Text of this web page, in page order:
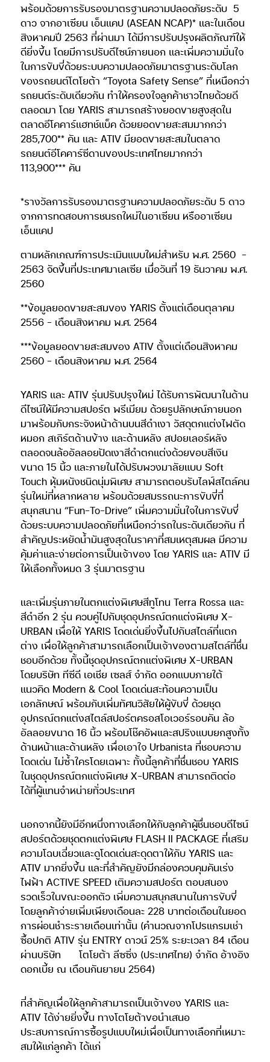
พร้อมด้วยการรับรองมาตรฐานความปลอดภัยระดับ 5
ดาว จากอาเซียน เอ็นแคป (ASEAN NCAP)* และในเดือน
สิงหาคมปี 2563 ที่ผ่านมา ได้มีการปรับปรุงผลิตภัณฑ์ให้
ดียิ่งขึ้น โดยมีการปรับดีไซน์ภายนอก และเพิ่มความมั่นใจ
ในการขับขี่ด้วยระบบความปลอดภัยมาตรฐานระดับโลก
ของรถยนต์โตโยต้า “Toyota Safety Sense” ที่เหนือกว่า
รถยนต์ระดับเดียวกัน ทำให้ครองใจลูกค้าชาวไทยด้วยดี
ตลอดมา โดย YARIS สามารถสร้างยอดขายสูงสุดใน
ตลาดอีโคคาร์แฮทช์แบ็ค ด้วยยอดขายสะสมมากกว่า
285,700** คัน และ ATIV มียอดขายสะสมในตลาด
รถยนต์อีโคคาร์ซีดานของประเทศไทยมากกว่า
113,900*** คัน
*รางวัลการรับรองมาตรฐานความปลอดภัยระดับ 5 ดาว
จากการทดสอบการชนรถใหม่ในอาเซียน หรืออาเซียน
เอ็นแคป
ตามหลักเกณฑ์การประเมินแบบใหม่สำหรับ พ.ศ. 2560 –
2563 จัดขึ้นที่ประเทศมาเลเซีย เมื่อวันที่ 19 ธันวาคม พ.ศ.
2560
**ข้อมูลยอดขายสะสมของ YARIS ตั้งแต่เดือนตุลาคม
2556 – เดือนสิงหาคม พ.ศ. 2564
***ข้อมูลยอดขายสะสมของ ATIV ตั้งแต่เดือนสิงหาคม
2560 – เดือนสิงหาคม พ.ศ. 2564
YARIS และ ATIV รุ่นปรับปรุงใหม่ ได้รับการพัฒนาในด้าน
ดีไซน์ให้มีความสปอร์ต พรีเมียม ด้วยรูปลักษณ์ภายนอก
มาพร้อมกับกระจังหน้าด้านบนสีดำเงา วัสดุตกแต่งไฟตัด
หมอก สเกิร์ตด้านข้าง และด้านหลัง สปอยเลอร์หลัง
ตลอดจนล้ออัลลอยปัดเงาสีดำตกแต่งด้วยขอบสีเงิน
ขนาด 15 นิ้ว และภายในได้ปรับพวงมาลัยแบบ Soft
Touch หุ้มหนังชนิดนุ่มพิเศษ สามารถตอบรับไลฟ์สไตล์คน
รุ่นใหม่ที่หลากหลาย พร้อมด้วยสมรรถนะการขับขี่ที่
สนุกสนาน “Fun-To-Drive” เพิ่มความมั่นใจในการขับขี่
ด้วยระบบความปลอดภัยที่เหนือกว่ารถในระดับเดียวกัน ที่
สำคัญประหยัดน้ำมันสูงสุดในราคาที่สมเหตุสมผล มีความ
คุ้มค่าและง่ายต่อการเป็นเจ้าของ โดย YARIS และ ATIV มี
ให้เลือกทั้งหมด 3 รุ่นมาตรฐาน
และเพิ่มรุ่นภายในตกแต่งพิเศษสีทูโทน Terra Rossa และ
สีดำอีก 2 รุ่น ควบคู่ไปกับชุดอุปกรณ์ตกแต่งพิเศษ X-
URBAN เพื่อให้ YARIS โดดเด่นยิ่งขึ้นไปกับสไตล์ที่แตก
ต่าง เพื่อให้ลูกค้าสามารถเลือกเป็นเจ้าของตามสไตล์ที่ชื่น
ชอบอีกด้วย ทั้งนี้ชุดอุปกรณ์ตกแต่งพิเศษ X-URBAN
โดยบริษัท ทีซีดี เอเชีย เซลส์ จำกัด ออกแบบภายใต้
แนวคิด Modern & Cool โดดเด่นสะท้อนความเป็น
เอกลักษณ์ พร้อมกับเพิ่มทัศนวิสัยให้ผู้ขับขี่ ด้วยชุด
อุปกรณ์ตกแต่งสไตล์สปอร์ตครอสโอเวอร์รอบคัน ล้อ
อัลลอยขนาด 16 นิ้ว พร้อมโช๊คอัพและสปริงแบบยกสูงทั้ง
ด้านหน้าและด้านหลัง เพื่อเอาใจ Urbanista ที่ชอบความ
โดดเด่น ไม่ซ้ำใครโดยเฉพาะ ทั้งนี้ลูกค้าที่ชื่นชอบ YARIS
ในชุดอุปกรณ์ตกแต่งพิเศษ X-URBAN สามารถติดต่อ
ได้ที่ผู้แทนจำหน่ายทั่วประเทศ
นอกจากนี้ยังมีอีกหนึ่งทางเลือกให้กับลูกค้าผู้ชื่นชอบดีไซน์
สปอร์ตด้วยชุดตกแต่งพิเศษ FLASH II PACKAGE ที่เสริม
ความโฉบเฉี่ยวและดูโดดเด่นสะดุดตาให้กับ YARIS และ
ATIV มากยิ่งขึ้น และที่สำคัญยังมีกล่องควบคุมคันเร่ง
ไฟฟ้า ACTIVE SPEED เติมความสปอร์ต ตอบสนอง
รวดเร็วในขณะออกตัว เพิ่มความสนุกสนานในการขับขี่
โดยลูกค้าจ่ายเพิ่มเพียงเดือนละ 228 บาทต่อเดือนในยอด
การผ่อนชำระรายเดือนเท่านั้น (คำนวณจากโปรแกรมเช่า
ซื้อปกติ ATIV รุ่น ENTRY ดาวน์ 25% ระยะเวลา 84 เดือน
ผ่านบริษัท
โตโยต้า ลีซซิ่ง (ประเทศไทย) จำกัด อ้างอิง
ดอกเบี้ย ณ เดือนกันยายน 2564)
ที่สำคัญเพื่อให้ลูกค้าสามารถเป็นเจ้าของ YARIS และ
ATIV ได้ง่ายยิ่งขึ้น ทางโตโยต้าขอนำเสนอ
ประสบการณ์การซื้อรูปแบบใหม่เพื่อเป็นทางเลือกที่เหมาะ
สมให้แก่ลูกค้า ได้แก่